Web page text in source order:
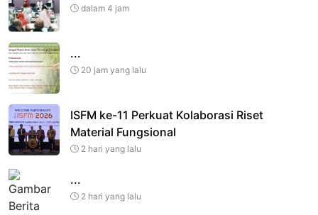
dalam 4 jam
...
20 jam yang lalu
ISFM ke-11 Perkuat Kolaborasi Riset
Material Fungsional
2 hari yang lalu
...
2 hari yang lalu